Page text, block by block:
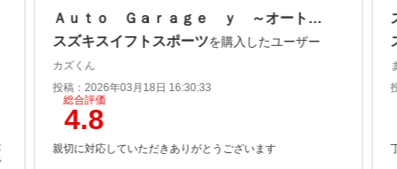
Ａｕｔｏ Ｇａｒａｇｅ ｙ ～オートガレージワイ～
スズキスイフトスポーツを購入したユーザー
カズくん
投稿：2026年03月18日 16:30:33
総合評価
4.8
親切に対応していただきありがとうございます